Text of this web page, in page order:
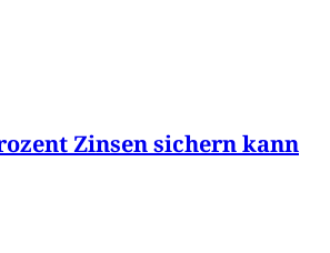
Zinsen sichern kann